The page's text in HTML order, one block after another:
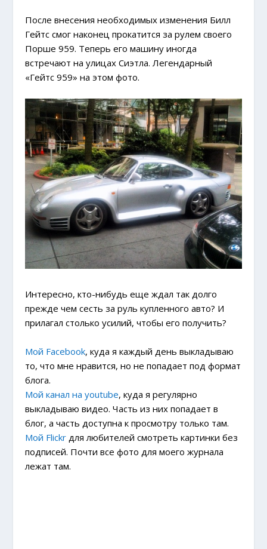
После внесения необходимых изменения Билл
Гейтс смог наконец прокатится за рулем своего
Порше 959. Теперь его машину иногда
встречают на улицах Сиэтла. Легендарный
«Гейтс 959» на этом фото.
Интересно, кто-нибудь еще ждал так долго
прежде чем сесть за руль купленного авто? И
прилагал столько усилий, чтобы его получить?
Мой Facebook, куда я каждый день выкладываю
то, что мне нравится, но не попадает под формат
блога.
Мой канал на youtube, куда я регулярно
выкладываю видео. Часть из них попадает в
блог, а часть доступна к просмотру только там.
Мой Flickr для любителей смотреть картинки без
подписей. Почти все фото для моего журнала
лежат там.